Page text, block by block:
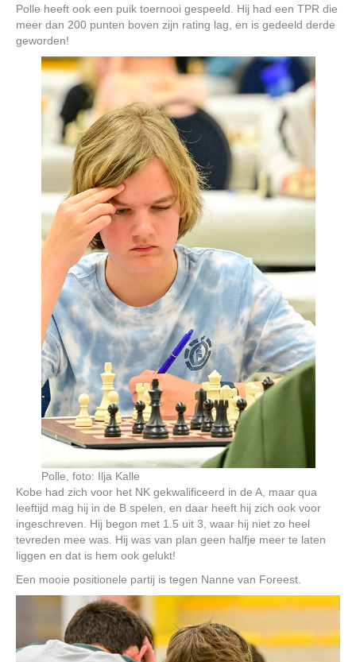
Polle heeft ook een puik toernooi gespeeld. Hij had een TPR die
meer dan 200 punten boven zijn rating lag, en is gedeeld derde
geworden!
Polle, foto: Ilja Kalle
Kobe had zich voor het NK gekwalificeerd in de A, maar qua
leeftijd mag hij in de B spelen, en daar heeft hij zich ook voor
ingeschreven. Hij begon met 1.5 uit 3, waar hij niet zo heel
tevreden mee was. Hij was van plan geen halfje meer te laten
liggen en dat is hem ook gelukt!
Een mooie positionele partij is tegen Nanne van Foreest.